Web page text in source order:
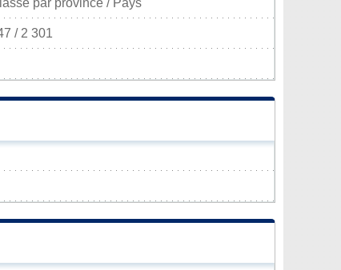
par province / Pays
/ 2 301